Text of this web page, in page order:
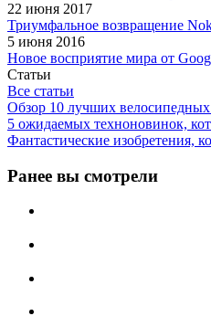
22 июня 2017
Триумфальное возвращение
5 июня 2016
Новое восприятие мира от
Статьи
Все статьи
Обзор 10 лучших велосипедных
5 ожидаемых техноновинок,
Фантастические изобретения,
Ранее вы смотрели